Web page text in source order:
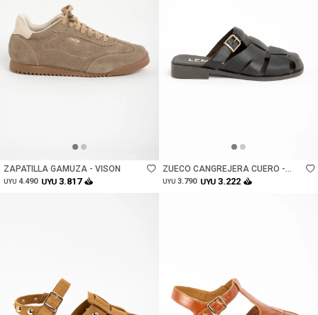
ZAPATILLA GAMUZA - VISON
UYU 4.490 UYU 3.817
ZUECO CANGREJERA CUERO -
CHOCOLATE
UYU 3.790 UYU 3.222